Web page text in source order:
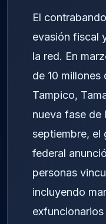
El
evasión fiscal
la red. En
de 10 millones
Tampico,
nueva fase de
septiembre, el
federal
personas
incluyendo